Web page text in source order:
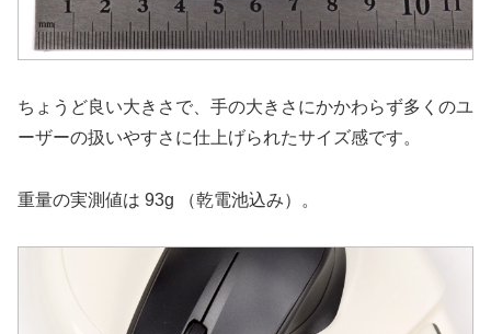
ちょうど良い大きさで、手の大きさにかかわらず多くのユ
ーザーの扱いやすさに仕上げられたサイズ感です。
重量の実測値は 93g （乾電池込み）。